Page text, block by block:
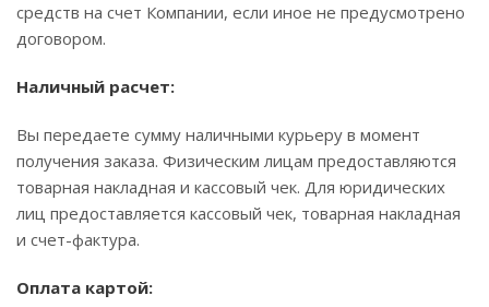
средств на счет Компании, если иное не предусмотрено
договором.
Наличный расчет:
Вы передаете сумму наличными курьеру в момент
получения заказа. Физическим лицам предоставляются
товарная накладная и кассовый чек. Для юридических
лиц предоставляется кассовый чек, товарная накладная
и счет-фактура.
Оплата картой: